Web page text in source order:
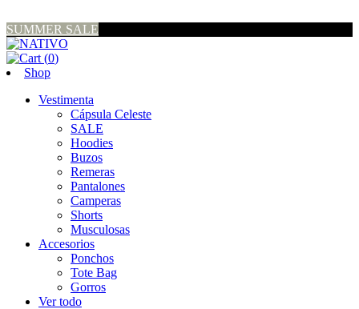
SUMMER SALE
(0)
Shop
Vestimenta
Cápsula Celeste
SALE
Hoodies
Buzos
Remeras
Pantalones
Camperas
Shorts
Musculosas
Accesorios
Ponchos
Tote Bag
Gorros
Ver todo